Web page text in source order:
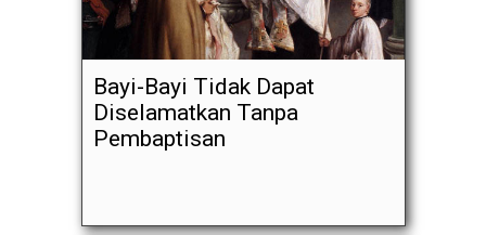
Bayi-Bayi Tidak Dapat
Diselamatkan Tanpa
Pembaptisan